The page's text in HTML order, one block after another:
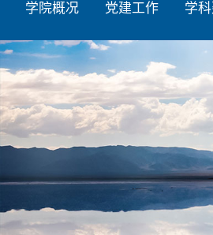
学院概况 党建工作 学